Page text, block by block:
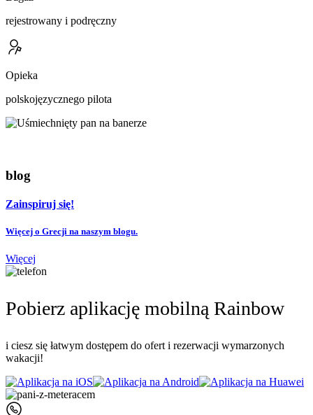
rejestrowany i podręczny
Opieka
polskojęzycznego pilota
blog
Zainspiruj się!
Więcej o Grecji na naszym blogu.
Więcej
Pobierz aplikację mobilną Rainbow
i ciesz się łatwym dostępem do ofert i rezerwacji wymarzonych
wakacji!